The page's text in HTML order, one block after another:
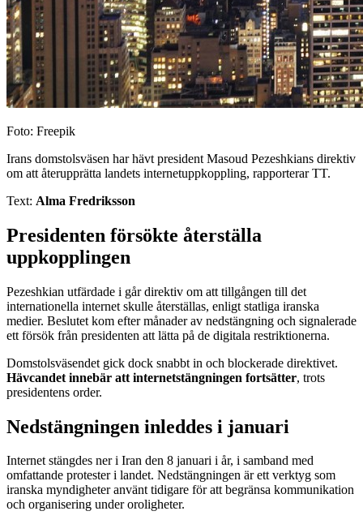
Foto: Freepik
Irans domstolsväsen har hävt president Masoud Pezeshkians direktiv
om att återupprätta landets internetuppkoppling, rapporterar TT.
Text: Alma Fredriksson
Presidenten försökte återställa
uppkopplingen
Pezeshkian utfärdade i går direktiv om att tillgången till det
internationella internet skulle återställas, enligt statliga iranska
medier. Beslutet kom efter månader av nedstängning och signalerade
ett försök från presidenten att lätta på de digitala restriktionerna.
Domstolsväsendet gick dock snabbt in och blockerade direktivet.
Hävcandet innebär att internetstängningen fortsätter, trots
presidentens order.
Nedstängningen inleddes i januari
Internet stängdes ner i Iran den 8 januari i år, i samband med
omfattande protester i landet. Nedstängningen är ett verktyg som
iranska myndigheter använt tidigare för att begränsa kommunikation
och organisering under oroligheter.